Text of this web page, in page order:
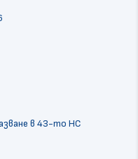
в 43-то НС